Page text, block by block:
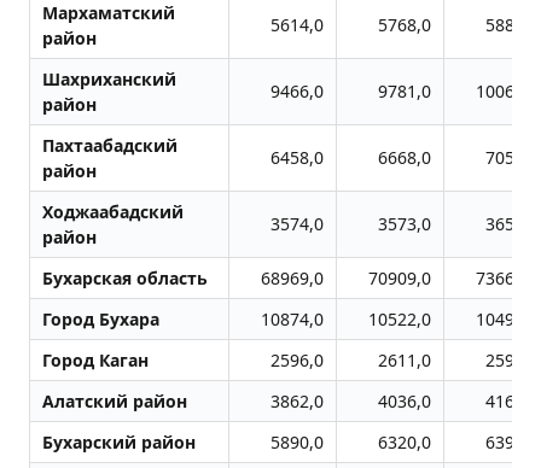
Мархаматский
район
5614,0 5768,0 5888,0
Шахриханский
район
9466,0 9781,0 10064,0
Пахтаабадский
район
6458,0 6668,0 7051,0
Ходжаабадский
район
3574,0 3573,0 3656,0
Бухарская область 68969,0 70909,0
73666,0
Город Бухара
10874,0 10522,0
10496,0
Город Каган
2596,0 2611,0
2595,0
Алатский район
3862,0 4036,0
4162,0
Бухарский район
5890,0 6320,0
6394,0